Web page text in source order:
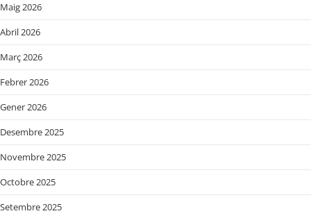
Maig 2026
Abril 2026
Març 2026
Febrer 2026
Gener 2026
Desembre 2025
Novembre 2025
Octobre 2025
Setembre 2025